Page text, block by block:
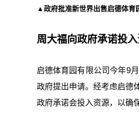
▲政府批准新世界出售启德体育
周大福向政府承诺投
启德体育园有限公司今年9
政府提出申请。经考虑启德
政府承诺会投入资源，以确